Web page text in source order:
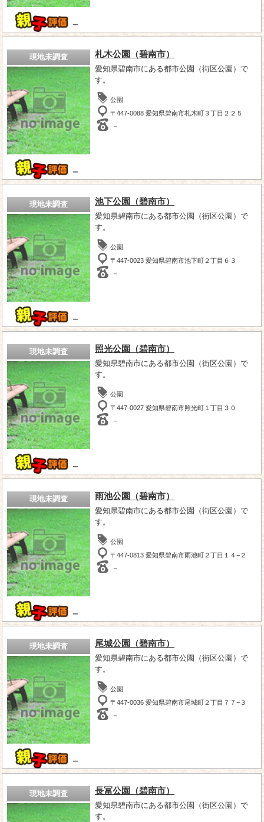
－
現地未調査
－
札木公園（碧南市）
愛知県碧南市にある都市公園（街区公園）で
す。
公園
〒447-0088 愛知県碧南市札木町３丁目２２５
－
現地未調査
－
池下公園（碧南市）
愛知県碧南市にある都市公園（街区公園）で
す。
公園
〒447-0023 愛知県碧南市池下町２丁目６３
－
現地未調査
－
照光公園（碧南市）
愛知県碧南市にある都市公園（街区公園）で
す。
公園
〒447-0027 愛知県碧南市照光町１丁目３０
－
現地未調査
－
雨池公園（碧南市）
愛知県碧南市にある都市公園（街区公園）で
す。
公園
〒447-0813 愛知県碧南市雨池町２丁目１４−２
－
現地未調査
－
尾城公園（碧南市）
愛知県碧南市にある都市公園（街区公園）で
す。
公園
〒447-0036 愛知県碧南市尾城町２丁目７７−３
－
現地未調査 長冨公園（碧南市）
愛知県碧南市にある都市公園（街区公園）で
す。